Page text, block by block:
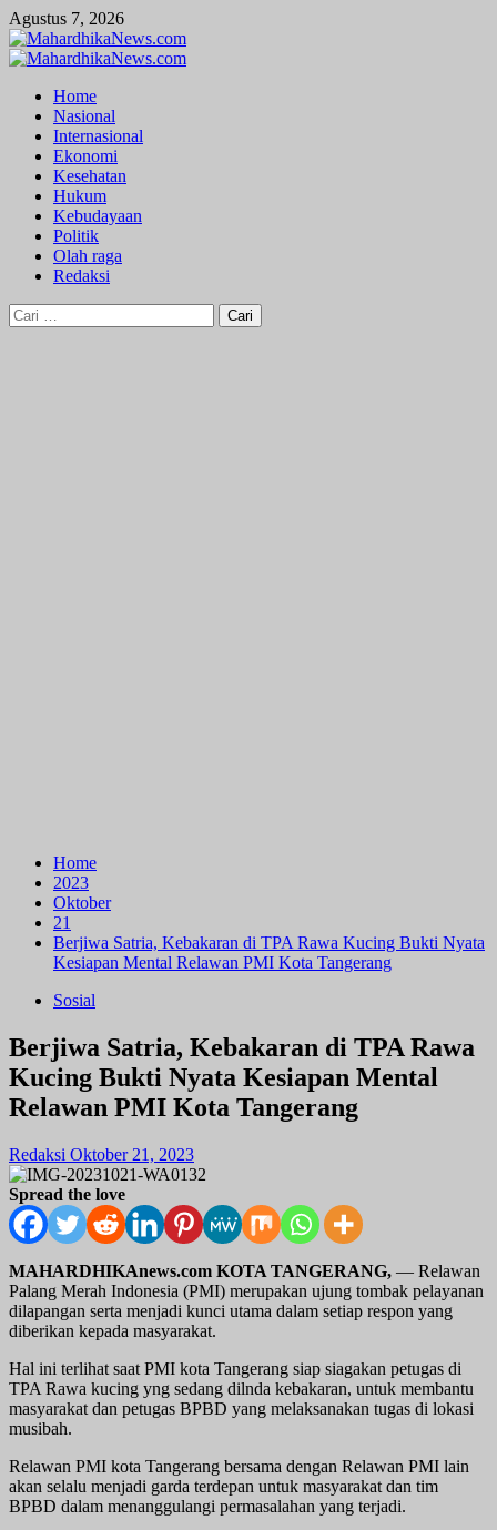
Skip
to
content
Agustus 7, 2026
Primary
Home
Nasional
Internasional
Ekonomi
Kesehatan
Hukum
Kebudayaan
Politik
Olah raga
Redaksi
Cari
untuk:
Home
2023
Oktober
21
Berjiwa Satria, Kebakaran di TPA Rawa Kucing Bukti Nyata
Kesiapan Mental Relawan PMI Kota Tangerang
Sosial
Berjiwa Satria, Kebakaran di TPA Rawa
Kucing Bukti Nyata Kesiapan Mental
Relawan PMI Kota Tangerang
Redaksi Oktober 21, 2023
Spread the love
MAHARDHIKAnews.com KOTA TANGERANG, — Relawan
Palang Merah Indonesia (PMI) merupakan ujung tombak pelayanan
dilapangan serta menjadi kunci utama dalam setiap respon yang
diberikan kepada masyarakat.
Hal ini terlihat saat PMI kota Tangerang siap siagakan petugas di
TPA Rawa kucing yng sedang dilnda kebakaran, untuk membantu
masyarakat dan petugas BPBD yang melaksanakan tugas di lokasi
musibah.
Relawan PMI kota Tangerang bersama dengan Relawan PMI lain
akan selalu menjadi garda terdepan untuk masyarakat dan tim
BPBD dalam menanggulangi permasalahan yang terjadi.